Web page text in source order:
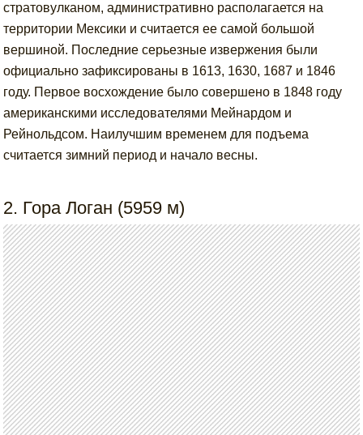
стратовулканом, административно располагается на
территории Мексики и считается ее самой большой
вершиной. Последние серьезные извержения были
официально зафиксированы в 1613, 1630, 1687 и 1846
году. Первое восхождение было совершено в 1848 году
американскими исследователями Мейнардом и
Рейнольдсом. Наилучшим временем для подъема
считается зимний период и начало весны.
2. Гора Логан (5959 м)